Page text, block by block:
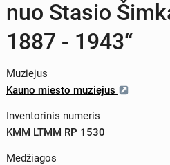
nuo Stasio
1887 - 1943“
Muziejus
Kauno miesto muziejus
Inventorinis numeris
KMM LTMM RP 1530
Medžiagos